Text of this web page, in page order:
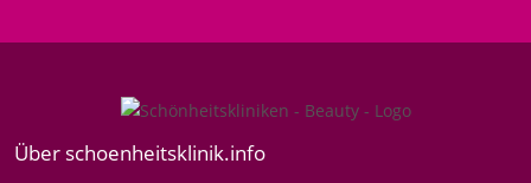
Über schoenheitsklinik.info